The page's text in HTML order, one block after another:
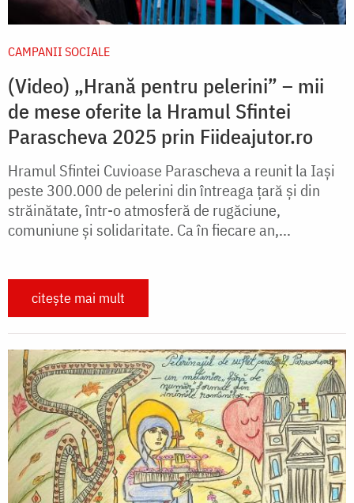
CAMPANII SOCIALE
(Video) „Hrană pentru pelerini” – mii
de mese oferite la Hramul Sfintei
Parascheva 2025 prin Fiideajutor.ro
Hramul Sfintei Cuvioase Parascheva a reunit la Iași
peste 300.000 de pelerini din întreaga țară și din
străinătate, într-o atmosferă de rugăciune,
comuniune și solidaritate. Ca în fiecare an,...
citește mai mult